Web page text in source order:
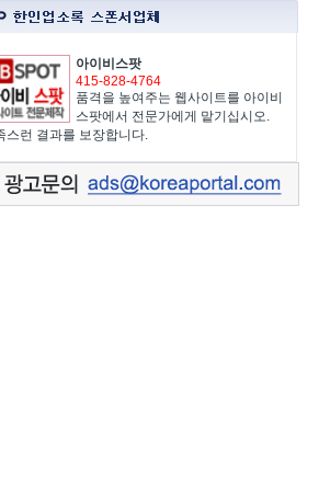
아이비스팟
415-828-4764
품격을 높여주는 웹사이트를 아이비
스팟에서 전문가에게 맡기십시오.
스런 결과를 보장합니다.